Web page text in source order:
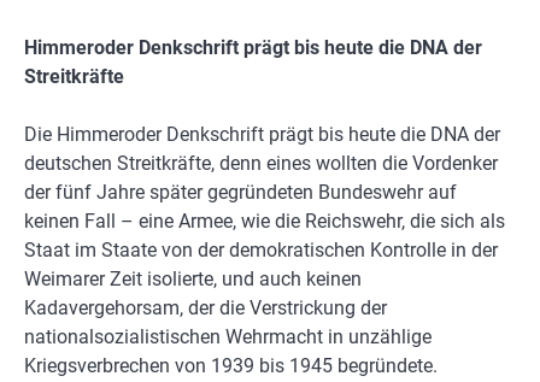
Himmeroder Denkschrift prägt bis heute die DNA der
Streitkräfte
Die Himmeroder Denkschrift prägt bis heute die DNA der
deutschen Streitkräfte, denn eines wollten die Vordenker
der fünf Jahre später gegründeten Bundeswehr auf
keinen Fall – eine Armee, wie die Reichswehr, die sich als
Staat im Staate von der demokratischen Kontrolle in der
Weimarer Zeit isolierte, und auch keinen
Kadavergehorsam, der die Verstrickung der
nationalsozialistischen Wehrmacht in unzählige
Kriegsverbrechen von 1939 bis 1945 begründete.